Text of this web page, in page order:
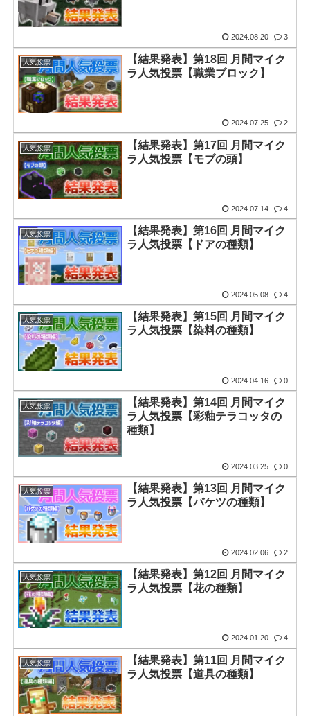
2024.08.20 3
人気投票
【結果発表】第18回 月間マイク
ラ人気投票【職業ブロック】
2024.07.25 2
人気投票
【結果発表】第17回 月間マイク
ラ人気投票【モブの頭】
2024.07.14 4
人気投票
【結果発表】第16回 月間マイク
ラ人気投票【ドアの種類】
2024.05.08 4
人気投票
【結果発表】第15回 月間マイク
ラ人気投票【染料の種類】
2024.04.16 0
人気投票
【結果発表】第14回 月間マイク
ラ人気投票【彩釉テラコッタの
種類】
2024.03.25 0
人気投票
【結果発表】第13回 月間マイク
ラ人気投票【バケツの種類】
2024.02.06 2
人気投票
【結果発表】第12回 月間マイク
ラ人気投票【花の種類】
2024.01.20 4
人気投票
【結果発表】第11回 月間マイク
ラ人気投票【道具の種類】